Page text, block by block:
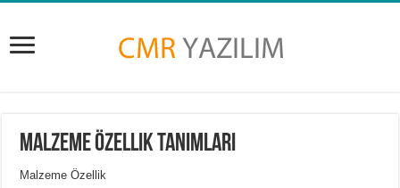
Malzeme Özellik Tanımları
Malzeme Özellik